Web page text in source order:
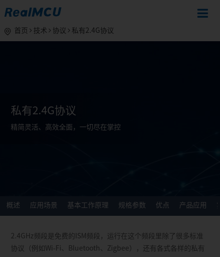
首页 技术 协议 私有2.4G协议
私有2.4G协议
精简灵活、高效全面，一切尽在掌控
概述 应用场景 基本工作原理 规格参数 优点 产品应用
2.4GHz频段是免费的ISM频段，运行在这个频段里除了很多标准
协议（例如Wi-Fi、Bluetooth、Zigbee），还有各式各样的私有